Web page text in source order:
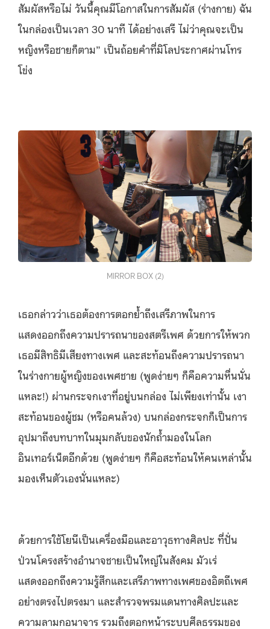
สัมผัสหรือไม่ วันนี้คุณมีโอกาสในการสัมผัส (ร่างกาย) ฉัน
ในกล่องเป็นเวลา 30 นาที ได้อย่างเสรี ไม่ว่าคุณจะเป็น
หญิงหรือชายก็ตาม” เป็นถ้อยคำที่มิโลประกาศผ่านโทร
โข่ง
MIRROR BOX (2)
เธอกล่าวว่าเธอต้องการตอกย้ำถึงเสรีภาพในการ
แสดงออกถึงความปรารถนาของสตรีเพศ ด้วยการให้พวก
เธอมีสิทธิมีเสียงทางเพศ และสะท้อนถึงความปรารถนา
ในร่างกายผู้หญิงของเพศชาย (พูดง่ายๆ ก็คือความหื่นนั่น
แหละ!) ผ่านกระจกเงาที่อยู่บนกล่อง ไม่เพียงเท่านั้น เงา
สะท้อนของผู้ชม (หรือคนล้วง) บนกล่องกระจกก็เป็นการ
อุปมาถึงบทบาทในมุมกลับของนักถ้ำมองในโลก
อินเทอร์เน็ตอีกด้วย (พูดง่ายๆ ก็คือสะท้อนให้คนเหล่านั้น
มองเห็นตัวเองนั่นแหละ)
ด้วยการใช้โยนีเป็นเครื่องมือและอาวุธทางศิลปะ ที่ปั่น
ป่วนโครงสร้างอำนาจชายเป็นใหญ่ในสังคม มัวเร่
แสดงออกถึงความรู้สึกและเสรีภาพทางเพศของอิตถีเพศ
อย่างตรงไปตรงมา และสำรวจพรมแดนทางศิลปะและ
ความลามกอนาจาร รวมถึงตอกหน้าระบบศีลธรรมของ